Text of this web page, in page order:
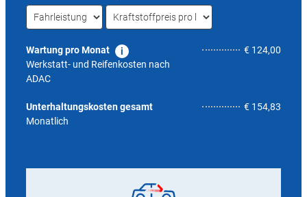
Wartung pro Monat
Werkstatt- und Reifenkosten nach
ADAC
€ 124,00
Unterhaltungskosten gesamt
Monatlich
€ 154,83